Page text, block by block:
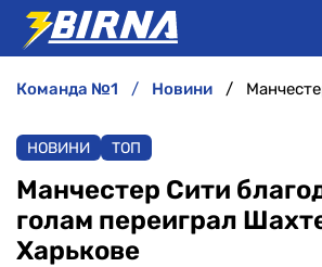
АНАЛІТИКА
ІНТЕРВ'Ю
команда №1 новини
НОВИНИ ТОП
Манчестер Сити
голам переиграл
Харькове